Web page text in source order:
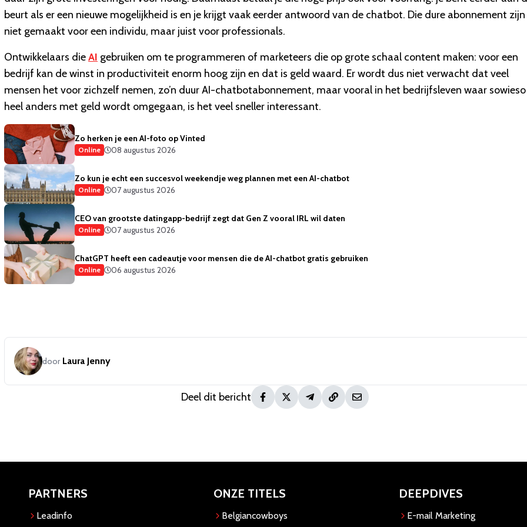
beurt als er een nieuwe mogelijkheid is en je krijgt vaak eerder antwoord van de chatbot. Die dure abonnement zijn
niet gemaakt voor een individu, maar juist voor professionals.
Ontwikkelaars dieAI gebruiken om te programmeren of marketeers die op grote schaal content maken: voor een
bedrijf kan de winst in productiviteit enorm hoog zijn en dat is geld waard. Er wordt dus niet verwacht dat veel
mensen het voor zichzelf nemen, zo’n duur AI-chatbotabonnement, maar vooral in het bedrijfsleven waar sowieso
heel anders met geld wordt omgegaan, is het veel sneller interessant.
Zo herken je een AI-foto op Vinted
Online 08 augustus 2026
Zo kun je echt een succesvol weekendje weg plannen met een AI-chatbot
Online 07 augustus 2026
CEO van grootste datingapp-bedrijf zegt dat Gen Z vooral IRL wil daten
Online 07 augustus 2026
ChatGPT heeft een cadeautje voor mensen die de AI-chatbot gratis gebruiken
Online 06 augustus 2026
door Laura Jenny
Deel dit bericht
PARTNERS
Leadinfo
ONZE TITELS
Belgiancowboys
DEEPDIVES
E-mail Marketing